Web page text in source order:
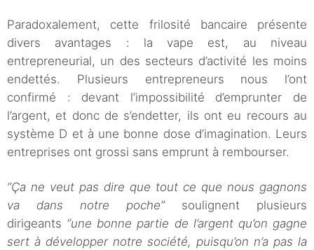
Paradoxalement, cette frilosité bancaire présente
divers avantages : la vape est, au niveau
entrepreneurial, un des secteurs d’activité les moins
endettés. Plusieurs entrepreneurs nous l’ont
confirmé : devant l’impossibilité d’emprunter de
l’argent, et donc de s’endetter, ils ont eu recours au
système D et à une bonne dose d’imagination. Leurs
entreprises ont grossi sans emprunt à rembourser.
“Ça ne veut pas dire que tout ce que nous gagnons
va dans notre poche”soulignent plusieurs
dirigeants “une bonne partie de l’argent qu’on gagne
sert à développer notre société, puisqu’on n’a pas la